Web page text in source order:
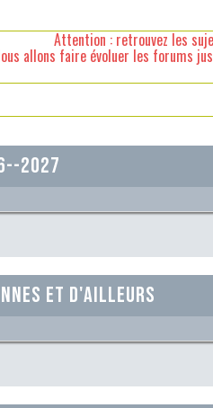
Attention : retrouvez les
allons faire évoluer les forums
2027
et d'ailleurs